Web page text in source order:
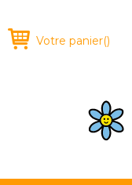
Votre panier()